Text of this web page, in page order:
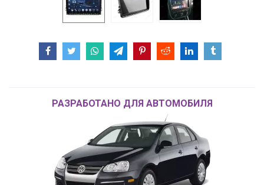
РАЗРАБОТАНО ДЛЯ АВТОМОБИЛЯ